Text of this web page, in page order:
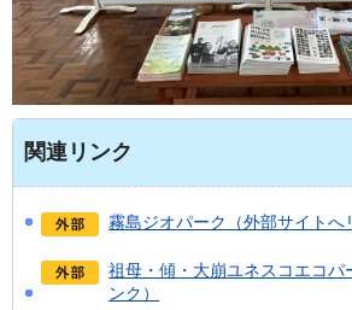
関連リンク
霧島ジオパーク（外部サイトへ
祖母・傾・大崩ユネスコエコパ
ンク）